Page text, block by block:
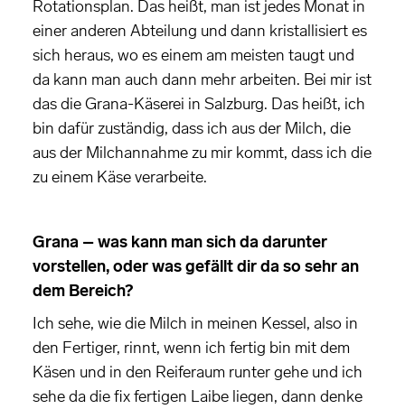
Rotationsplan. Das heißt, man ist jedes Monat in
einer anderen Abteilung und dann kristallisiert es
sich heraus, wo es einem am meisten taugt und
da kann man auch dann mehr arbeiten. Bei mir ist
das die Grana-Käserei in Salzburg. Das heißt, ich
bin dafür zuständig, dass ich aus der Milch, die
aus der Milchannahme zu mir kommt, dass ich die
zu einem Käse verarbeite.
Grana – was kann man sich da darunter
vorstellen, oder was gefällt dir da so sehr an
dem Bereich?
Ich sehe, wie die Milch in meinen Kessel, also in
den Fertiger, rinnt, wenn ich fertig bin mit dem
Käsen und in den Reiferaum runter gehe und ich
sehe da die fix fertigen Laibe liegen, dann denke